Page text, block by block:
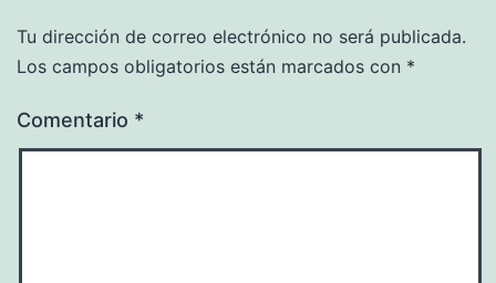
Tu dirección de correo electrónico no será publicada.
Los campos obligatorios están marcados con *
Comentario *